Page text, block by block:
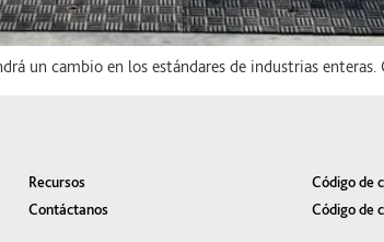
un cambio en los estándares de industrias
Recursos
Contáctanos
Código de
Código de